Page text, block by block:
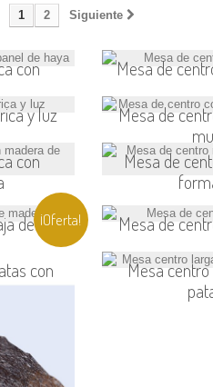
1 2 Siguiente
con
Mesa de
y luz
Mesa de
con
Mesa de
¡Oferta!
de
Mesa de
con
Mesa